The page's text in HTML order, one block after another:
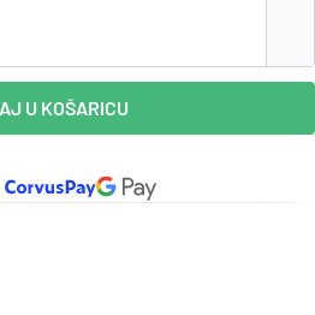
U KOŠARICU